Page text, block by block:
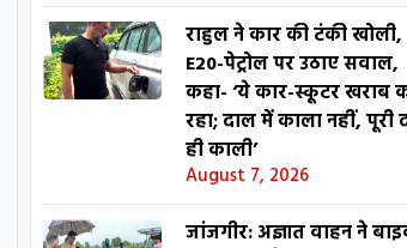
राहुल ने कार की टंकी खोली,
E20-पेट्रोल पर उठाए सवाल,
कहा- ‘ये कार-स्कूटर खराब
रहा; दाल में काला नहीं, पूरी
ही काली’
August 7, 2026
जांजगीर: अज्ञात वाहन ने